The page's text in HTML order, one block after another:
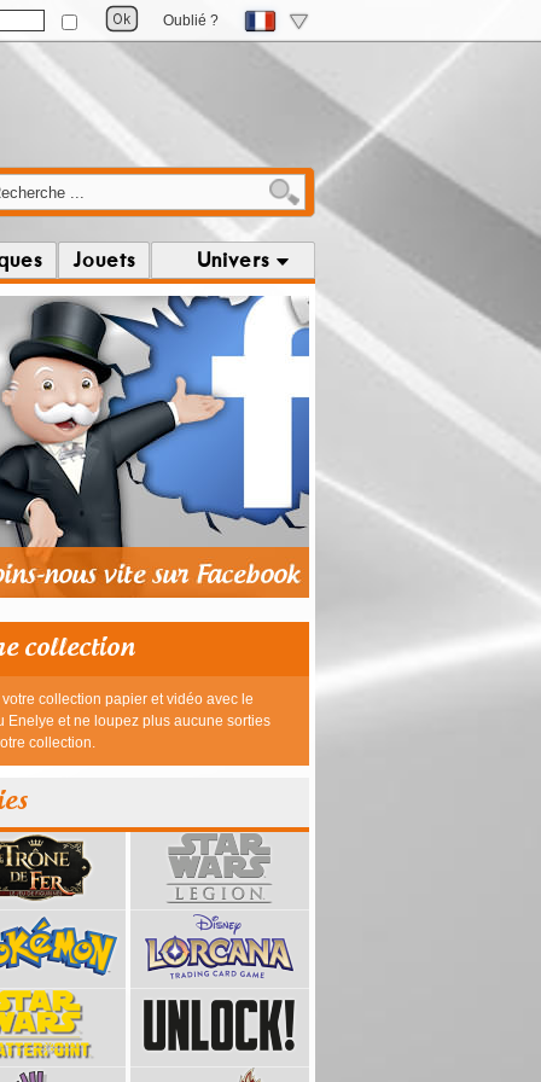
Oublié ?
Jouets Univers
39,95 € 23,95 €
collection
collection papier et vidéo avec le
Enelye et ne loupez plus aucune sorties
collection.